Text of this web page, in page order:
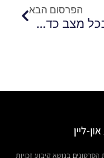
הפרסום הבא
האם בכל מצב כדאי למשוך את הפנסיה שלנו מהקופה ומתי כדאי לשקול הורשה?
ליין
בנושא קיבוע זכויות